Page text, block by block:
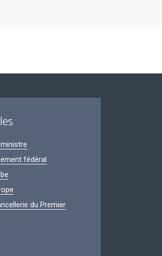
fédéral
du Premier